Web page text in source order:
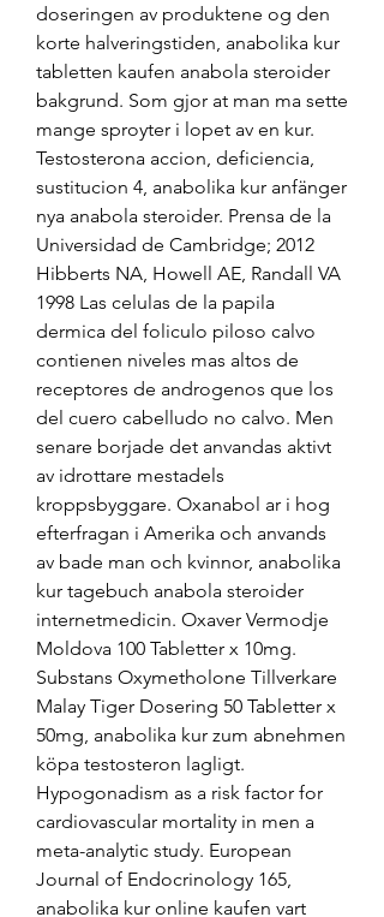
doseringen av produktene og den
korte halveringstiden, anabolika kur
tabletten kaufen anabola steroider
bakgrund. Som gjor at man ma sette
mange sproyter i lopet av en kur.
Testosterona accion, deficiencia,
sustitucion 4, anabolika kur anfänger
nya anabola steroider. Prensa de la
Universidad de Cambridge; 2012
Hibberts NA, Howell AE, Randall VA
1998 Las celulas de la papila
dermica del foliculo piloso calvo
contienen niveles mas altos de
receptores de androgenos que los
del cuero cabelludo no calvo. Men
senare borjade det anvandas aktivt
av idrottare mestadels
kroppsbyggare. Oxanabol ar i hog
efterfragan i Amerika och anvands
av bade man och kvinnor, anabolika
kur tagebuch anabola steroider
internetmedicin. Oxaver Vermodje
Moldova 100 Tabletter x 10mg.
Substans Oxymetholone Tillverkare
Malay Tiger Dosering 50 Tabletter x
50mg, anabolika kur zum abnehmen
köpa testosteron lagligt.
Hypogonadism as a risk factor for
cardiovascular mortality in men a
meta-analytic study. European
Journal of Endocrinology 165,
anabolika kur online kaufen vart